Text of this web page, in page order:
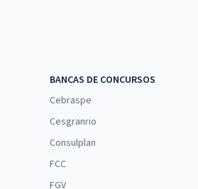
BANCAS DE CONCURSOS
Cebraspe
Cesgranrio
Consulplan
FCC
FGV